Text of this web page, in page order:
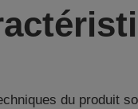
du produit